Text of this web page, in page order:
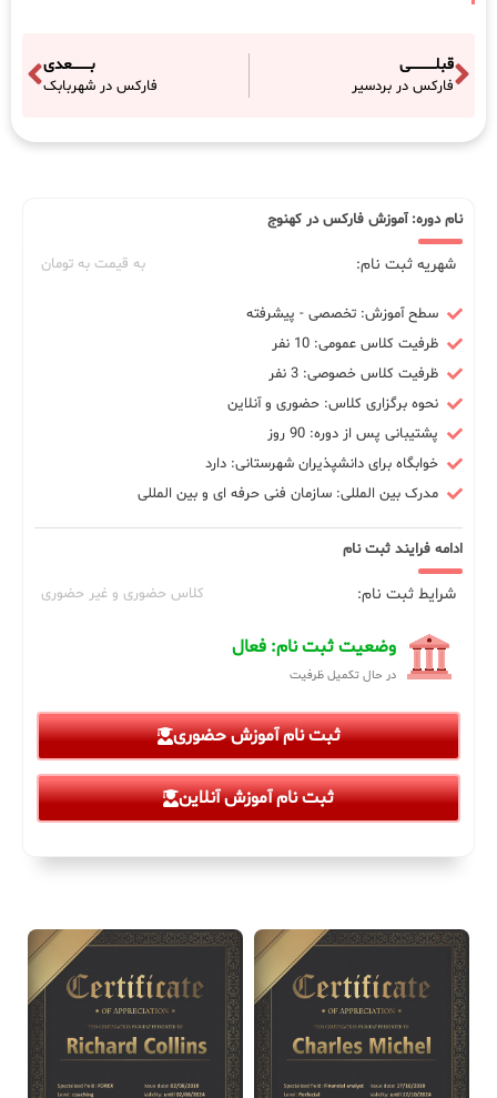
قبلـــــــــــی
فارکس در بردسیر
بــــــــعدی
فارکس در شهربابک
نام دوره: آموزش فارکس در کهنوج
شهریه ثبت نام: به قیمت به تومان
سطح آموزش: تخصصی - پیشرفته
ظرفیت کلاس عمومی: 10 نفر
ظرفیت کلاس خصوصی: 3 نفر
نحوه برگزاری کلاس: حضوری و آنلاین
پشتیبانی پس از دوره: 90 روز
خوابگاه برای دانشپذیران شهرستانی: دارد
مدرک بین المللی: سازمان فنی حرفه ای و بین المللی
ادامه فرایند ثبت نام
شرایط ثبت نام: کلاس حضوری و غیر حضوری
وضعیت ثبت نام: فعال
در حال تکمیل ظرفیت
ثبت نام آموزش حضوری
ثبت نام آموزش آنلاین